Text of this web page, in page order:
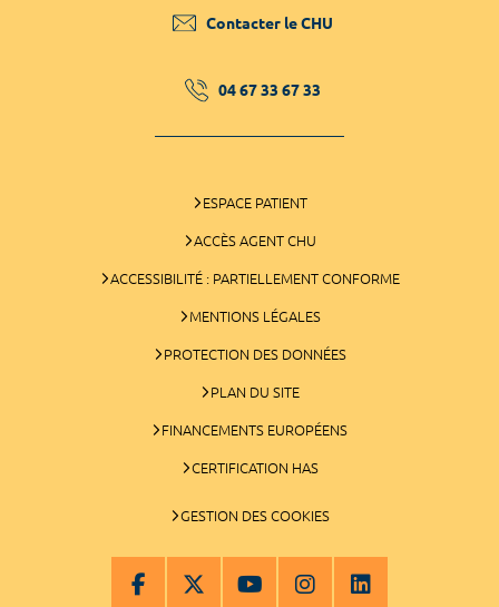
Contacter le CHU
04 67 33 67 33
ESPACE PATIENT
ACCÈS AGENT CHU
ACCESSIBILITÉ : PARTIELLEMENT CONFORME
MENTIONS LÉGALES
PROTECTION DES DONNÉES
PLAN DU SITE
FINANCEMENTS EUROPÉENS
CERTIFICATION HAS
GESTION DES COOKIES